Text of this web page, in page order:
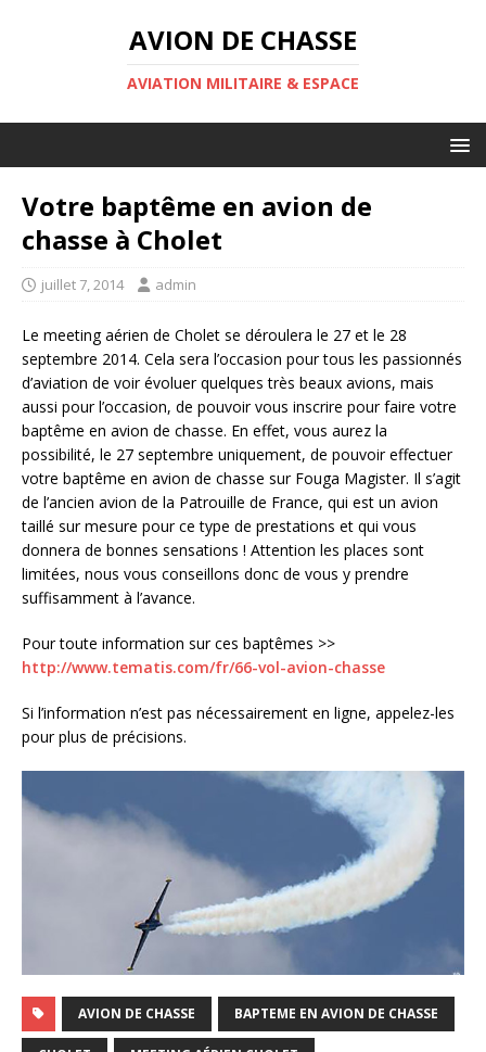
AVION DE CHASSE
AVIATION MILITAIRE & ESPACE
Votre baptême en avion de
chasse à Cholet
juillet 7, 2014 admin
Le meeting aérien de Cholet se déroulera le 27 et le 28
septembre 2014. Cela sera l’occasion pour tous les passionnés
d’aviation de voir évoluer quelques très beaux avions, mais
aussi pour l’occasion, de pouvoir vous inscrire pour faire votre
baptême en avion de chasse. En effet, vous aurez la
possibilité, le 27 septembre uniquement, de pouvoir effectuer
votre baptême en avion de chasse sur Fouga Magister. Il s’agit
de l’ancien avion de la Patrouille de France, qui est un avion
taillé sur mesure pour ce type de prestations et qui vous
donnera de bonnes sensations ! Attention les places sont
limitées, nous vous conseillons donc de vous y prendre
suffisamment à l’avance.
Pour toute information sur ces baptêmes >>
http://www.tematis.com/fr/66-vol-avion-chasse
Si l’information n’est pas nécessairement en ligne, appelez-les
pour plus de précisions.
AVION DE CHASSE BAPTEME EN AVION DE CHASSE